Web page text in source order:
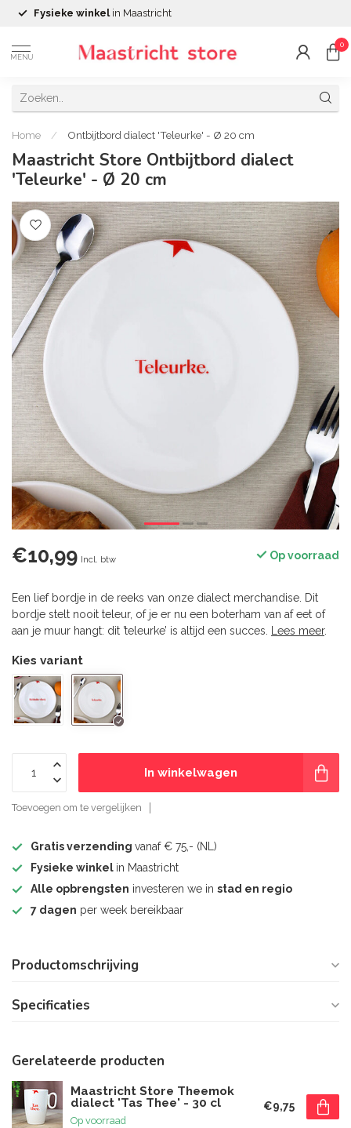
Fysieke winkel in Maastricht
MENU
0
Home / Ontbijtbord dialect 'Teleurke' - Ø 20 cm
Maastricht Store Ontbijtbord dialect
'Teleurke' - Ø 20 cm
€10,99 Incl. btw Op voorraad
Een lief bordje in de reeks van onze dialect merchandise. Dit
bordje stelt nooit teleur, of je er nu een boterham van af eet of
aan je muur hangt: dit ’teleurke’ is altijd een succes.
Lees meer.
Kies variant
In winkelwagen
Toevoegen om te vergelijken
Gratis verzending vanaf € 75,- (NL)
Fysieke winkel in Maastricht
Alle opbrengsten investeren we in stad en regio
7 dagen per week bereikbaar
Productomschrijving
Specificaties
Gerelateerde producten
Maastricht Store Theemok
dialect 'Tas Thee' - 30 cl
Op voorraad
€9,75